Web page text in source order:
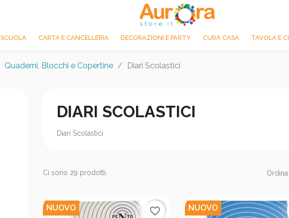
SCUOLA CARTA E CANCELLERIA DECORAZIONI E PARTY CURA CASA TAVOLA E
Quaderni, Blocchi e Copertine Diari Scolastici
DIARI SCOLASTICI
Diari Scolastici
Ci sono 29 prodotti.
NUOVO favorite_border NUOVO